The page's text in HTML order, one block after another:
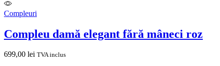
Compleuri
Compleu damă elegant fără mâneci roz
699,00 lei TVA inclus